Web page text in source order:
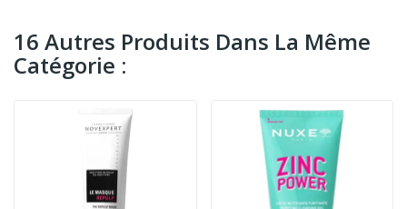
16 Autres Produits Dans La Même
Catégorie :